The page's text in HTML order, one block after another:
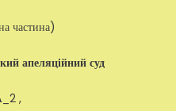
частина)
апеляційний суд
,